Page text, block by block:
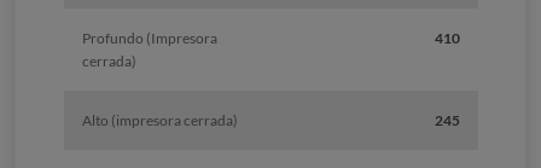
Profundo (Impresora
cerrada)
410
Alto (impresora cerrada) 245